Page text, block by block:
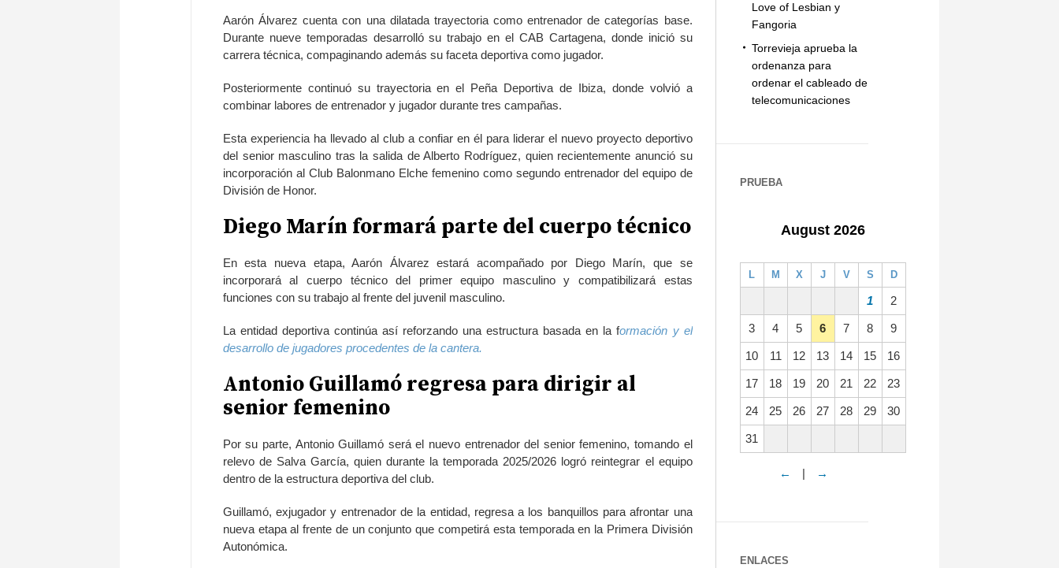
Aarón Álvarez cuenta con una dilatada trayectoria como entrenador de categorías base.
Durante nueve temporadas desarrolló su trabajo en el CAB Cartagena, donde inició su
carrera técnica, compaginando además su faceta deportiva como jugador.
Posteriormente continuó su trayectoria en el Peña Deportiva de Ibiza, donde volvió a
combinar labores de entrenador y jugador durante tres campañas.
Esta experiencia ha llevado al club a confiar en él para liderar el nuevo proyecto deportivo
del senior masculino tras la salida de Alberto Rodríguez, quien recientemente anunció su
incorporación al Club Balonmano Elche femenino como segundo entrenador del equipo de
División de Honor.
Diego Marín formará parte del cuerpo técnico
En esta nueva etapa, Aarón Álvarez estará acompañado por Diego Marín, que se
incorporará al cuerpo técnico del primer equipo masculino y compatibilizará estas
funciones con su trabajo al frente del juvenil masculino.
La entidad deportiva continúa así reforzando una estructura basada en la formación y el
desarrollo de jugadores procedentes de la cantera.
Antonio Guillamó regresa para dirigir al
senior femenino
Por su parte, Antonio Guillamó será el nuevo entrenador del senior femenino, tomando el
relevo de Salva García, quien durante la temporada 2025/2026 logró reintegrar el equipo
dentro de la estructura deportiva del club.
Guillamó, exjugador y entrenador de la entidad, regresa a los banquillos para afrontar una
nueva etapa al frente de un conjunto que competirá esta temporada en la Primera División
Autonómica.
Love of Lesbian y
Fangoria
Torrevieja aprueba la
ordenanza para
ordenar el cableado de
telecomunicaciones
PRUEBA
August 2026
L M X J V S D
1 2
3 4 5 6 7 8 9
10 11 12 13 14 15 16
17 18 19 20 21 22 23
24 25 26 27 28 29 30
31
← | →
ENLACES